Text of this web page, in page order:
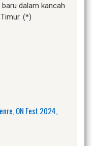
dalam kancah
(*)
,ON Fest 2024,